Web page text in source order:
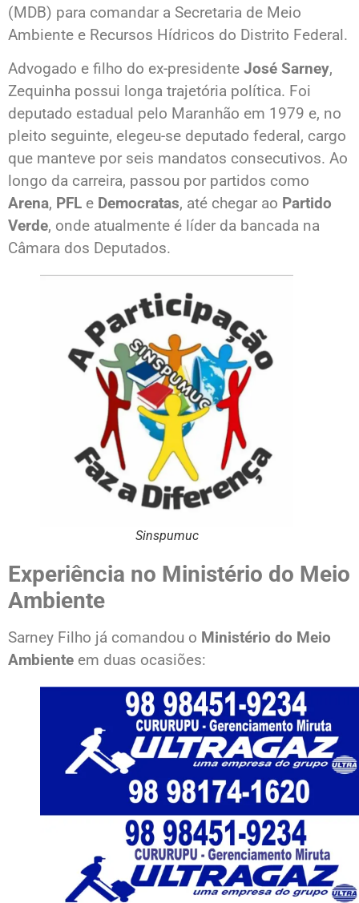
(MDB) para comandar a Secretaria de Meio
Ambiente e Recursos Hídricos do Distrito Federal.
Advogado e filho do ex-presidente José Sarney,
Zequinha possui longa trajetória política. Foi
deputado estadual pelo Maranhão em 1979 e, no
pleito seguinte, elegeu-se deputado federal, cargo
que manteve por seis mandatos consecutivos. Ao
longo da carreira, passou por partidos como
Arena, PFL e Democratas, até chegar ao Partido
Verde, onde atualmente é líder da bancada na
Câmara dos Deputados.
Sinspumuc
Experiência no Ministério do Meio
Ambiente
Sarney Filho já comandou o Ministério do Meio
Ambiente em duas ocasiões: